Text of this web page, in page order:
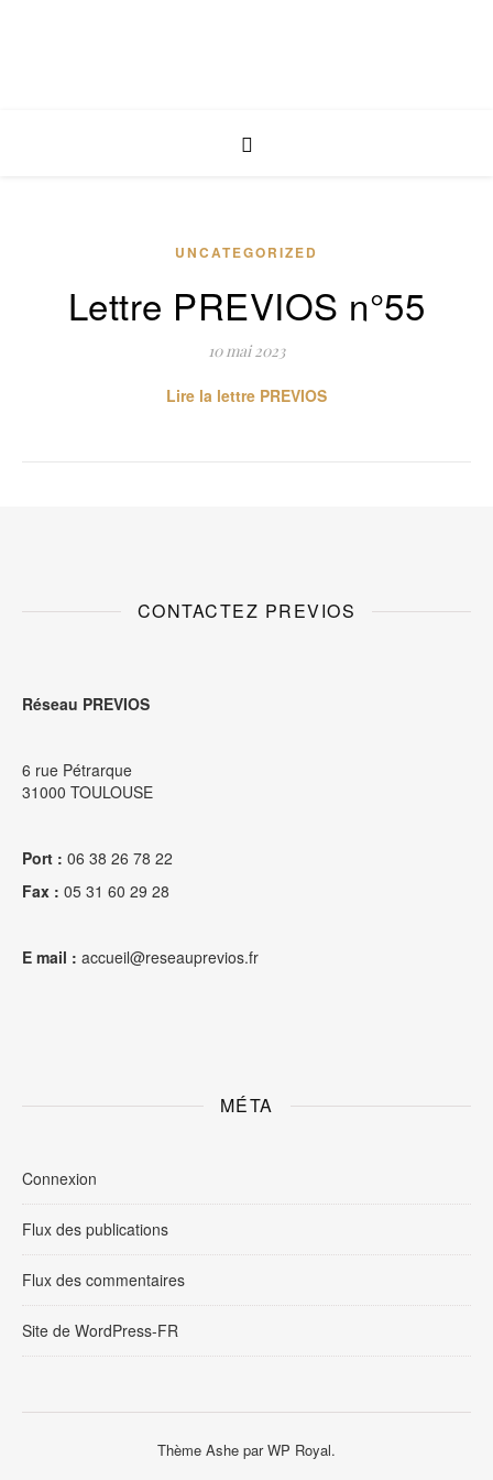
UNCATEGORIZED
Lettre PREVIOS n°55
10 mai 2023
Lire la lettre PREVIOS
CONTACTEZ PREVIOS
Réseau PREVIOS
6 rue Pétrarque
31000 TOULOUSE
Port : 06 38 26 78 22
Fax : 05 31 60 29 28
E mail : accueil@reseauprevios.fr
MÉTA
Connexion
Flux des publications
Flux des commentaires
Site de WordPress-FR
Thème Ashe parWP Royal.